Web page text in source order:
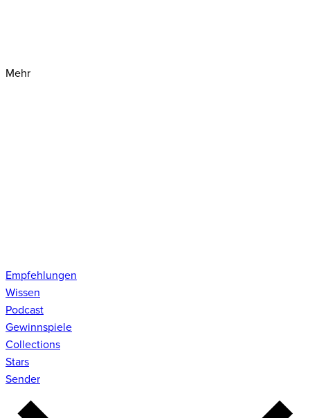
Mehr
Empfehlungen
Wissen
Podcast
Gewinnspiele
Collections
Stars
Sender